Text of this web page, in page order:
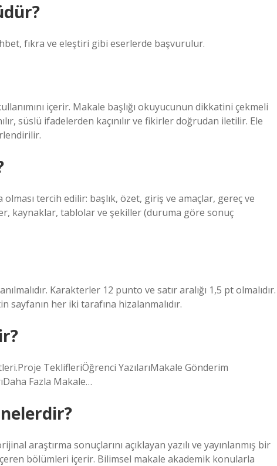
fıkra ve eleştiri gibi eserlerde başvurulur.
içerir. Makale başlığı okuyucunun dikkatini çekmeli
süslü ifadelerden kaçınılır ve fikirler doğrudan iletilir. Ele
tercih edilir: başlık, özet, giriş ve amaçlar, gereç ve
kaynaklar, tablolar ve şekiller (duruma göre sonuç
Karakterler 12 punto ve satır aralığı 1,5 pt olmalıdır.
sayfanın her iki tarafına hizalanmalıdır.
TeklifleriÖğrenci YazılarıMakale Gönderim
Fazla Makale…
araştırma sonuçlarını açıklayan yazılı ve yayınlanmış bir
bölümleri içerir. Bilimsel makale akademik konularla